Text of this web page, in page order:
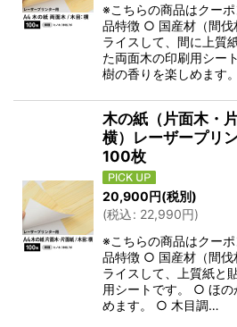
※こちらの商品はクー
品特徴 ○ 国産材（間伐
ライスして、間に上質
た両面木の印刷用シー
樹の香りを楽しめます
木の紙（片面木・
横）レーザープリ
100枚
20,900 円(税別)
(税込: 22,990円)
※こちらの商品はクー
品特徴 ○ 国産材（間伐
ライスして、上質紙と
用シートです。 ○ ほの
めます。 ○ 木目調…